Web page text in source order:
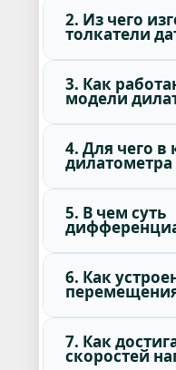
2. Из чего
толкатели
3. Как
модели
4. Для чего в
5. В чем суть
6. Как
перемещения
7. Как
скоростей